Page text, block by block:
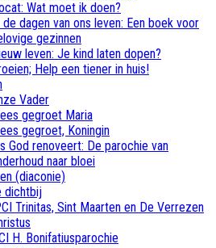
Wat moet ik doen?
de dagen van ons leven: Een boek voor
gezinnen
leven: Je kind laten dopen?
Help een tiener in huis!
Vader
gegroet Maria
gegroet, Koningin
God renoveert: De parochie van
naar bloei
(diaconie)
dichtbij
Trinitas, Sint Maarten en De Verrezen
H. Bonifatiusparochie